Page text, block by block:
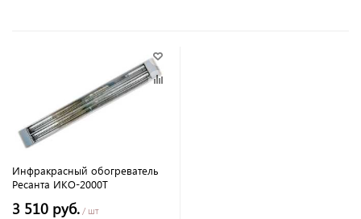
Инфракрасный обогреватель
Ресанта ИКО-2000Т
3 510 руб. / шт